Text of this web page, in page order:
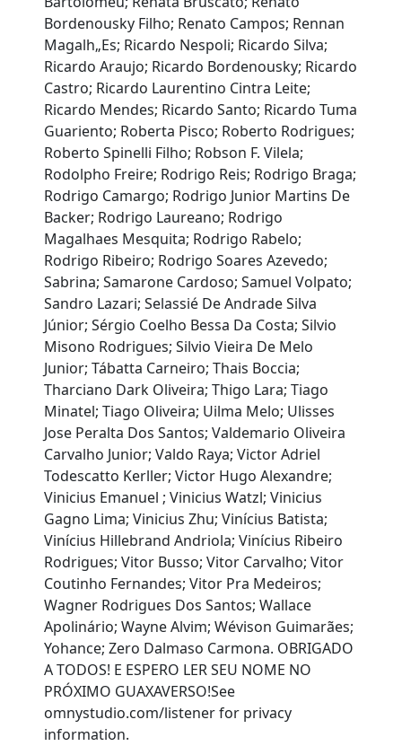
Bordenousky Filho; Renato Campos; Rennan
Magalh„Es; Ricardo Nespoli; Ricardo Silva;
Ricardo Araujo; Ricardo Bordenousky; Ricardo
Castro; Ricardo Laurentino Cintra Leite;
Ricardo Mendes; Ricardo Santo; Ricardo Tuma
Guariento; Roberta Pisco; Roberto Rodrigues;
Roberto Spinelli Filho; Robson F. Vilela;
Rodolpho Freire; Rodrigo Reis; Rodrigo Braga;
Rodrigo Camargo; Rodrigo Junior Martins De
Backer; Rodrigo Laureano; Rodrigo
Magalhaes Mesquita; Rodrigo Rabelo;
Rodrigo Ribeiro; Rodrigo Soares Azevedo;
Sabrina; Samarone Cardoso; Samuel Volpato;
Sandro Lazari; Selassié De Andrade Silva
Júnior; Sérgio Coelho Bessa Da Costa; Silvio
Misono Rodrigues; Silvio Vieira De Melo
Junior; Tábatta Carneiro; Thais Boccia;
Tharciano Dark Oliveira; Thigo Lara; Tiago
Minatel; Tiago Oliveira; Uilma Melo; Ulisses
Jose Peralta Dos Santos; Valdemario Oliveira
Carvalho Junior; Valdo Raya; Victor Adriel
Todescatto Kerller; Victor Hugo Alexandre;
Vinicius Emanuel ; Vinicius Watzl; Vinicius
Gagno Lima; Vinicius Zhu; Vinícius Batista;
Vinícius Hillebrand Andriola; Vinícius Ribeiro
Rodrigues; Vitor Busso; Vitor Carvalho; Vitor
Coutinho Fernandes; Vitor Pra Medeiros;
Wagner Rodrigues Dos Santos; Wallace
Apolinário; Wayne Alvim; Wévison Guimarães;
Yohance; Zero Dalmaso Carmona. OBRIGADO
A TODOS! E ESPERO LER SEU NOME NO
PRÓXIMO GUAXAVERSO!See
omnystudio.com/listener for privacy
information.